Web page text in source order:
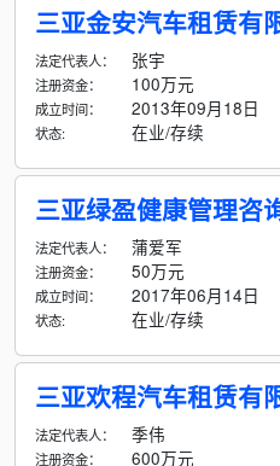
三亚金安汽车租赁有
法定代表人： 张宇
注册资金： 100万元
成立时间： 2013年09月18日
状态: 在业/存续
三亚绿盈健康管理咨
法定代表人： 蒲爱军
注册资金： 50万元
成立时间： 2017年06月14日
状态: 在业/存续
三亚欢程汽车租赁有
法定代表人： 季伟
注册资金： 600万元